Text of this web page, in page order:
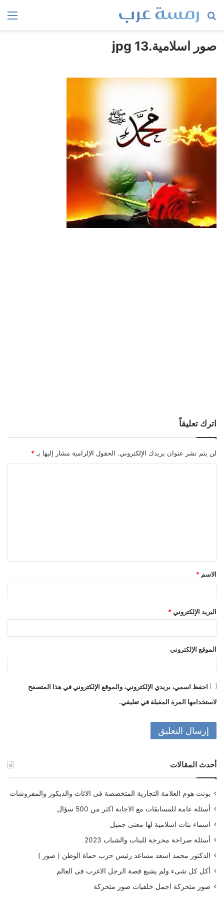
بحث
صور اسلامية.jpg 13
اترك تعليقاً
لن يتم نشر عنوان بريدك الإلكتروني. الحقول الإلزامية مشار إليها بـ *
ق
*
الاسم *
البريد الإلكتروني *
الموقع الإلكتروني
احفظ اسمي، بريدي الإلكتروني، والموقع الإلكتروني في هذا المتصفح
لاستخدامها المرة المقبلة في تعليقي.
أحدث المقالات
بونت هوم العلامة التجارية المتخصصة فى الاثاث والديكور والمفروشات
أسئلة عامة للمسابقات مع الاجابة اكثر من 500 سؤال
اسماء بنات اسلامية لها معنى جميل
أسئلة صراحة محرجة للبنات والشباب 2023
الدكتور محمد اسعد مساعد رئيس حزب حماة الوطن ( صور )
أكل كل شىء ولم يشبع قصة الرجل الاغرب فى العالم
صور متحركة اجمل خلفيات صور متحركة